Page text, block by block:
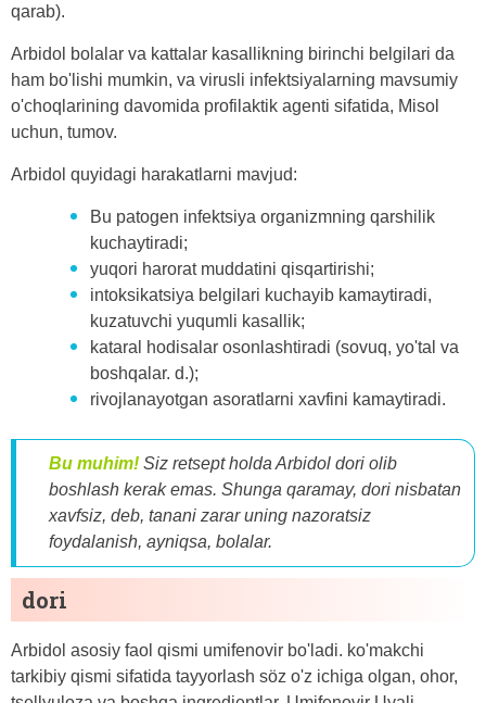
qarab).
Arbidol bolalar va kattalar kasallikning birinchi belgilari da
ham bo'lishi mumkin, va virusli infektsiyalarning mavsumiy
o'choqlarining davomida profilaktik agenti sifatida, Misol
uchun, tumov.
Arbidol quyidagi harakatlarni mavjud:
Bu patogen infektsiya organizmning qarshilik
kuchaytiradi;
yuqori harorat muddatini qisqartirishi;
intoksikatsiya belgilari kuchayib kamaytiradi,
kuzatuvchi yuqumli kasallik;
kataral hodisalar osonlashtiradi (sovuq, yo'tal va
boshqalar. d.);
rivojlanayotgan asoratlarni xavfini kamaytiradi.
Bu muhim! Siz retsept holda Arbidol dori olib
boshlash kerak emas. Shunga qaramay, dori nisbatan
xavfsiz, deb, tanani zarar uning nazoratsiz
foydalanish, ayniqsa, bolalar.
dori
Arbidol asosiy faol qismi umifenovir bo'ladi. ko'makchi
tarkibiy qismi sifatida tayyorlash söz o'z ichiga olgan, ohor,